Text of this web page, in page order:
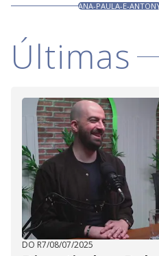
ANA-PAULA-E-
Últimas
DO R7/08/07/2025